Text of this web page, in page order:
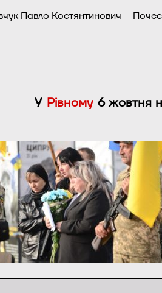
Павло Костянтинович –
У Рівному 6 жовтня